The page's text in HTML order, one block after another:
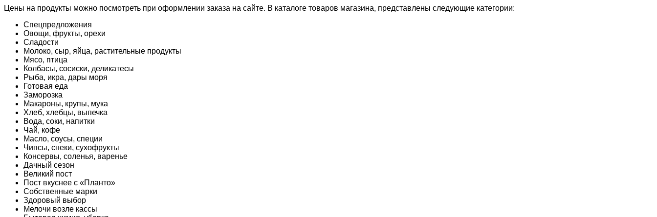
Цены на продукты можно посмотреть при оформлении заказа на сайте. В каталоге товаров магазина, представлены следующие категории:
Спецпредложения
Овощи, фрукты, орехи
Сладости
Молоко, сыр, яйца, растительные продукты
Мясо, птица
Колбасы, сосиски, деликатесы
Рыба, икра, дары моря
Готовая еда
Заморозка
Макароны, крупы, мука
Хлеб, хлебцы, выпечка
Вода, соки, напитки
Чай, кофе
Масло, соусы, специи
Чипсы, снеки, сухофрукты
Консервы, соленья, варенье
Дачный сезон
Великий пост
Пост вкуснее с «Планто»
Собственные марки
Здоровый выбор
Мелочи возле кассы